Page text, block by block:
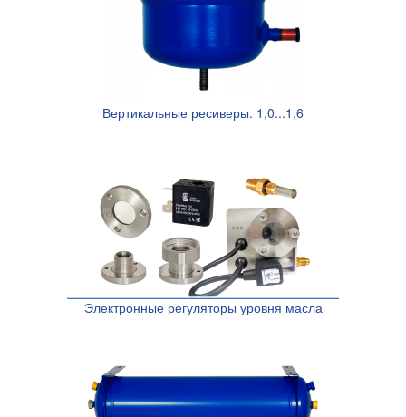
Вертикальные ресиверы. 1,0...1,6
Электронные регуляторы уровня масла